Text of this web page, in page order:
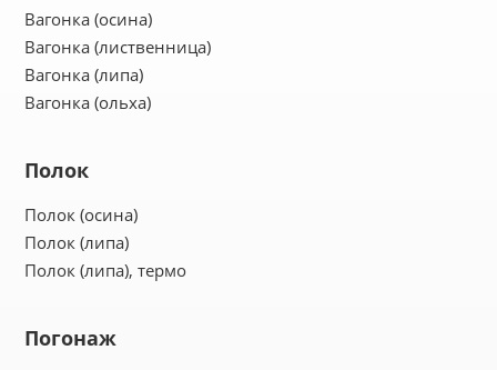
Вагонка (осина)
Вагонка (лиственница)
Вагонка (липа)
Вагонка (ольха)
Полок
Полок (осина)
Полок (липа)
Полок (липа), термо
Погонаж